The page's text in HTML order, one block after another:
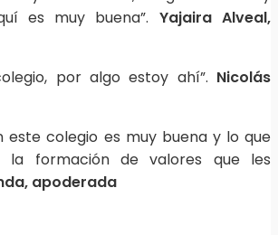
es muy buena”. Yajaira Alveal,
por algo estoy ahí”. Nicolás
este colegio es muy buena y lo que
la formación de valores que les
apoderada